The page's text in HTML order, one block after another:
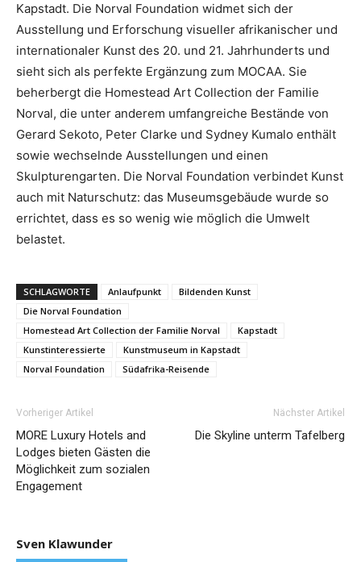
Kapstadt. Die Norval Foundation widmet sich der
Ausstellung und Erforschung visueller afrikanischer und
internationaler Kunst des 20. und 21. Jahrhunderts und
sieht sich als perfekte Ergänzung zum MOCAA. Sie
beherbergt die Homestead Art Collection der Familie
Norval, die unter anderem umfangreiche Bestände von
Gerard Sekoto, Peter Clarke und Sydney Kumalo enthält
sowie wechselnde Ausstellungen und einen
Skulpturengarten. Die Norval Foundation verbindet Kunst
auch mit Naturschutz: das Museumsgebäude wurde so
errichtet, dass es so wenig wie möglich die Umwelt
belastet.
SCHLAGWORTE Anlaufpunkt
Bildenden Kunst
Die Norval Foundation
Homestead Art Collection der Familie Norval
Kapstadt
Kunstinteressierte
Kunstmuseum in Kapstadt
Norval Foundation
Südafrika-Reisende
Vorheriger Artikel
MORE Luxury Hotels and
Lodges bieten Gästen die
Möglichkeit zum sozialen
Engagement
Nächster Artikel
Die Skyline unterm Tafelberg
Sven Klawunder